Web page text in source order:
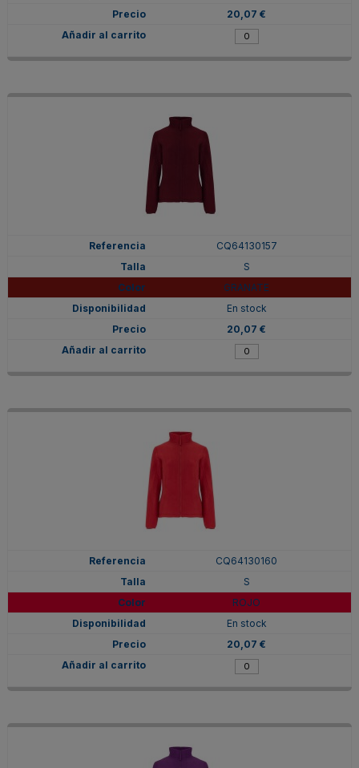
20,07 €
CQ64130157
S
GRANATE
En stock
20,07 €
CQ64130160
S
ROJO
En stock
20,07 €